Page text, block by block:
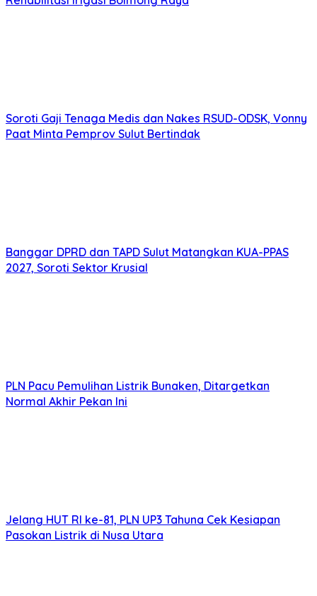
Soroti Gaji Tenaga Medis dan Nakes RSUD-ODSK, Vonny
Paat Minta Pemprov Sulut Bertindak
Banggar DPRD dan TAPD Sulut Matangkan KUA-PPAS
2027, Soroti Sektor Krusial
PLN Pacu Pemulihan Listrik Bunaken, Ditargetkan
Normal Akhir Pekan Ini
Jelang HUT RI ke-81, PLN UP3 Tahuna Cek Kesiapan
Pasokan Listrik di Nusa Utara